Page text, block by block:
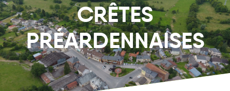
CRÊTES
PRÉARDENNAISES